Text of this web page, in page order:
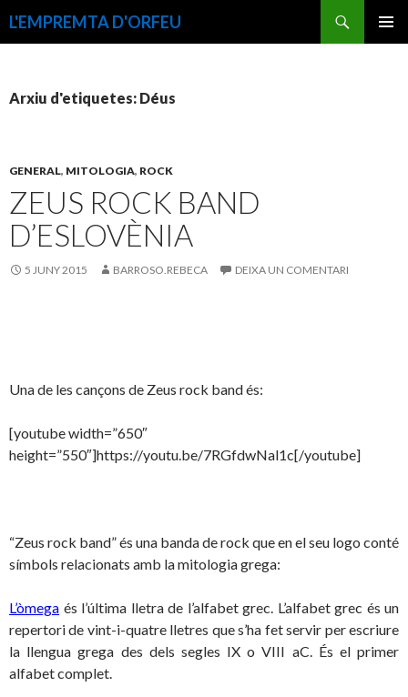
L'EMPREMTA D'ORFEU
Arxiu d'etiquetes: Déus
GENERAL, MITOLOGIA, ROCK
ZEUS ROCK BAND
D’ESLOVÈNIA
5 JUNY 2015 BARROSO.REBECA DEIXA UN COMENTARI
Una de les cançons de Zeus rock band és:
[youtube width=”650″
height=”550″]https://youtu.be/7RGfdwNal1c[/youtube]
“Zeus rock band” és una banda de rock que en el seu logo conté
símbols relacionats amb la mitologia grega:
L’òmega és l’última lletra de l’alfabet grec. L’alfabet grec és un
repertori de vint-i-quatre lletres que s’ha fet servir per escriure
la llengua grega des dels segles IX o VIII aC. És el primer
alfabet complet.